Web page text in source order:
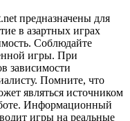
предназначены для
в азартных играх
Соблюдайте
игры. При
зависимости
Помните, что
являться источником
Информационный
игры на реальные